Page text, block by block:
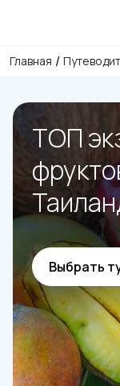
Главная /
ТОП
Выбрать